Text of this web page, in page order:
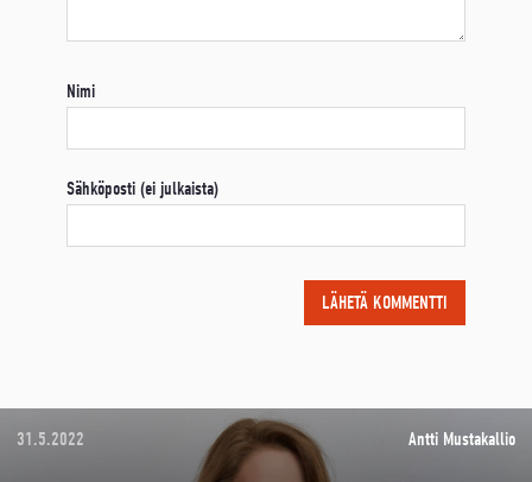
Nimi
Sähköposti (ei julkaista)
31.5.2022 Antti Mustakallio